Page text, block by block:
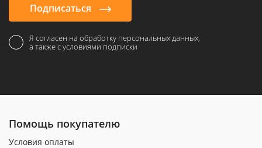
Подписаться
Я согласен на обработку персональных данных,
а также с условиями подписки
Помощь покупателю
Условия оплаты